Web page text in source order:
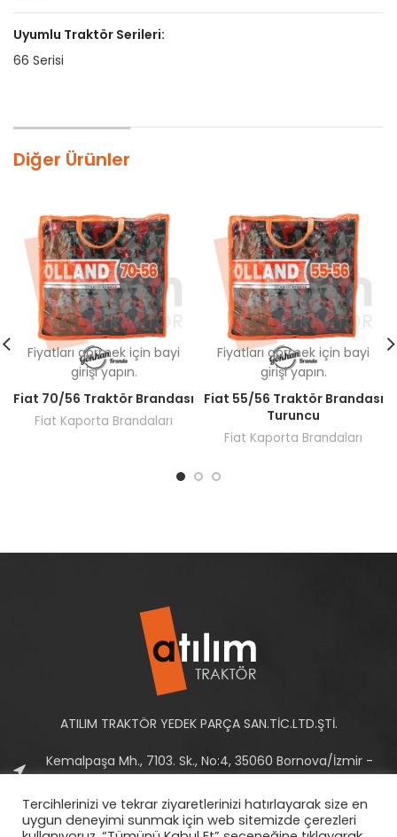
Uyumlu Traktör Serileri:
66 Serisi
Diğer Ürünler
Fiyatları görmek için bayi
girişi yapın.
Fiat 70/56 Traktör Brandası
Fiat Kaporta Brandaları
Fiyatları görmek için bayi
girişi yapın.
Fiat 55/56 Traktör Brandası
Turuncu
Fiat Kaporta Brandaları
ATILIM TRAKTÖR YEDEK PARÇA SAN.TİC.LTD.ŞTİ.
Kemalpaşa Mh., 7103. Sk., No:4, 35060 Bornova/İzmir -
Tel: +90 232 458 10 93-94
Tercihlerinizi ve tekrar ziyaretlerinizi hatırlayarak size en
uygun deneyimi sunmak için web sitemizde çerezleri